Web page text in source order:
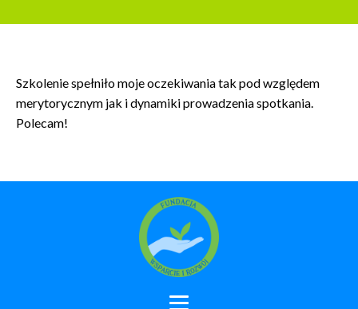
Szkolenie spełniło moje oczekiwania tak pod względem
merytorycznym jak i dynamiki prowadzenia spotkania.
Polecam!